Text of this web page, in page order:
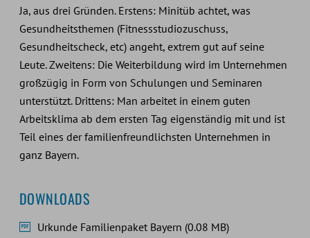
Ja, aus drei Gründen. Erstens: Minitüb achtet, was
Gesundheitsthemen (Fitnessstudiozuschuss,
Gesundheitscheck, etc) angeht, extrem gut auf seine
Leute. Zweitens: Die Weiterbildung wird im Unternehmen
großzügig in Form von Schulungen und Seminaren
unterstützt. Drittens: Man arbeitet in einem guten
Arbeitsklima ab dem ersten Tag eigenständig mit und ist
Teil eines der familienfreundlichsten Unternehmen in
ganz Bayern.
DOWNLOADS
Urkunde Familienpaket Bayern (0.08 MB)